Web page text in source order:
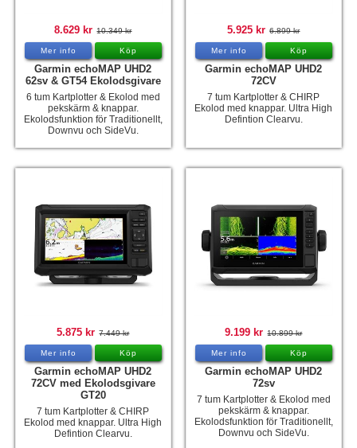
8.629 kr 10.349 kr
Mer info Köp
Garmin echoMAP UHD2
62sv & GT54 Ekolodsgivare
6 tum Kartplotter & Ekolod med
pekskärm & knappar.
Ekolodsfunktion för Traditionellt,
Downvu och SideVu.
5.925 kr 6.899 kr
Mer info Köp
Garmin echoMAP UHD2
72CV
7 tum Kartplotter & CHIRP
Ekolod med knappar. Ultra High
Defintion Clearvu.
5.875 kr 7.449 kr
Mer info Köp
Garmin echoMAP UHD2
72CV med Ekolodsgivare
GT20
7 tum Kartplotter & CHIRP
Ekolod med knappar. Ultra High
Defintion Clearvu.
9.199 kr 10.899 kr
Mer info Köp
Garmin echoMAP UHD2
72sv
7 tum Kartplotter & Ekolod med
pekskärm & knappar.
Ekolodsfunktion för Traditionellt,
Downvu och SideVu.